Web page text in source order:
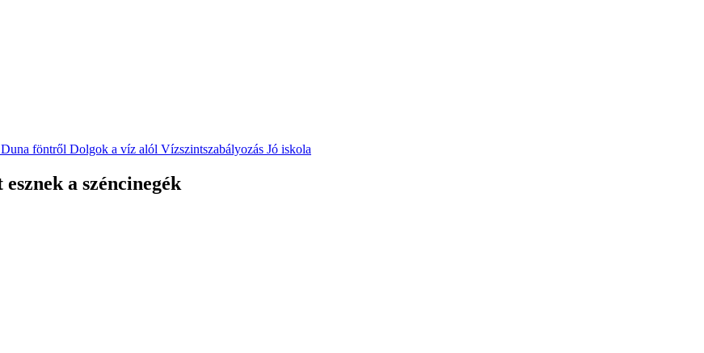
föntről Dolgok a víz alól Vízszintszabályozás Jó iskola
a széncinegék